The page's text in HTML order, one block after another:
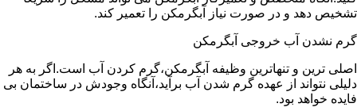
تشخیص دهد و در صورت نیاز آبگرمکن را تعمیر کند.
گرم نشدن آب خروجی آبگرمکن
اصلی ترین و تنهاترین وظیفه آبگرمکن،گرم کردن آب است.اگر به هر
دلیلی نتواند از عهده گرم شدن آب برآید،آنگاه وجودش در ساختمان بی
فایده خواهد بود.